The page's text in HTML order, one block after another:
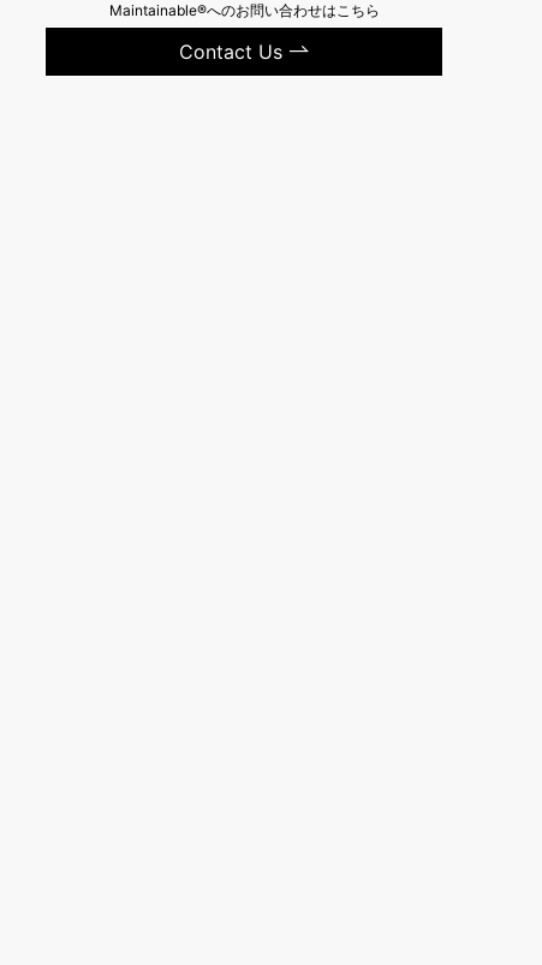
Maintainable®へのお問い合わせはこちら
Contact Us